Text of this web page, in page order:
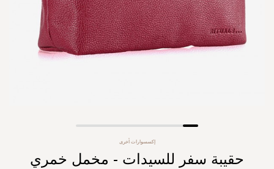
إكسسوارات أخرى
حقيبة سفر للسيدات - مخمل خمري